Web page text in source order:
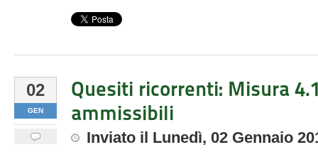
02
GEN
Quesiti ricorrenti: Misura
ammissibili
Inviato il Lunedì, 02 Gennaio